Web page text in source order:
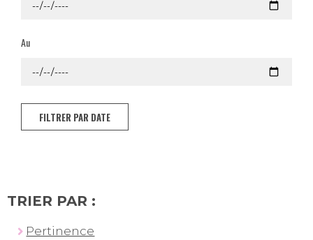
Au
FILTRER PAR DATE
TRIER PAR :
Pertinence